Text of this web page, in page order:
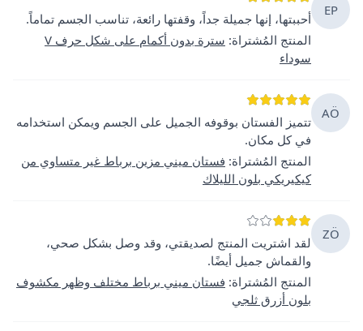
EP
أحببتها، إنها جميلة جداً، وقفتها رائعة، تناسب الجسم تماماً.
المنتج المُشتراة:
سترة بدون أكمام على شكل حرف V
سوداء
AÖ
تتميز الفستان بوقوفه الجميل على الجسم ويمكن استخدامه
في كل مكان.
المنتج المُشتراة: فستان ميني مزين برباط غير متساوي من
كيكيريكي بلون الليلاك
ZÖ
لقد اشتريت المنتج لصديقتي، وقد وصل بشكل صحي،
والقماش جميل أيضًا.
المنتج المُشتراة: فستان ميني برباط مختلف وظهر مكشوف
بلون أزرق ثلجي